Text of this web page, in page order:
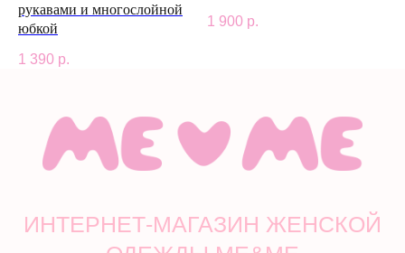
рукавами и многослойной
юбкой
1 390 р.
1 900 р.